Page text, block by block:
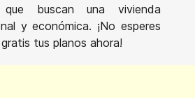
que buscan una vivienda
y económica. ¡No esperes
tus planos ahora!